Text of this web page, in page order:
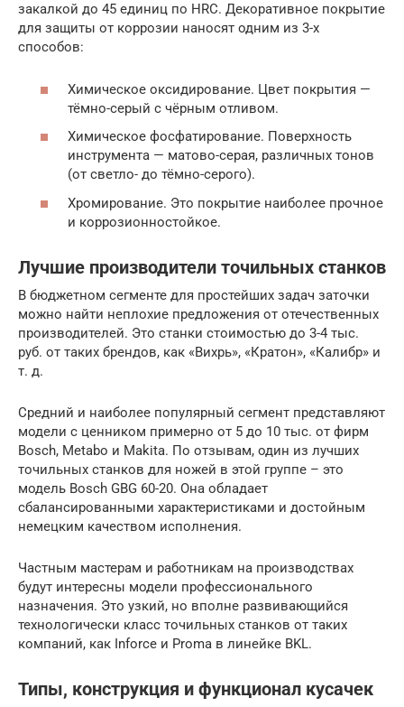
закалкой до 45 единиц по HRC. Декоративное покрытие
для защиты от коррозии наносят одним из 3-х
способов:
Химическое оксидирование. Цвет покрытия —
тёмно-серый с чёрным отливом.
Химическое фосфатирование. Поверхность
инструмента — матово-серая, различных тонов
(от светло- до тёмно-серого).
Хромирование. Это покрытие наиболее прочное
и коррозионностойкое.
Лучшие производители точильных станков
В бюджетном сегменте для простейших задач заточки
можно найти неплохие предложения от отечественных
производителей. Это станки стоимостью до 3-4 тыс.
руб. от таких брендов, как «Вихрь», «Кратон», «Калибр» и
т. д.
Средний и наиболее популярный сегмент представляют
модели с ценником примерно от 5 до 10 тыс. от фирм
Bosch, Metabo и Makita. По отзывам, один из лучших
точильных станков для ножей в этой группе – это
модель Bosch GBG 60-20. Она обладает
сбалансированными характеристиками и достойным
немецким качеством исполнения.
Частным мастерам и работникам на производствах
будут интересны модели профессионального
назначения. Это узкий, но вполне развивающийся
технологически класс точильных станков от таких
компаний, как Inforce и Proma в линейке BKL.
Типы, конструкция и функционал кусачек